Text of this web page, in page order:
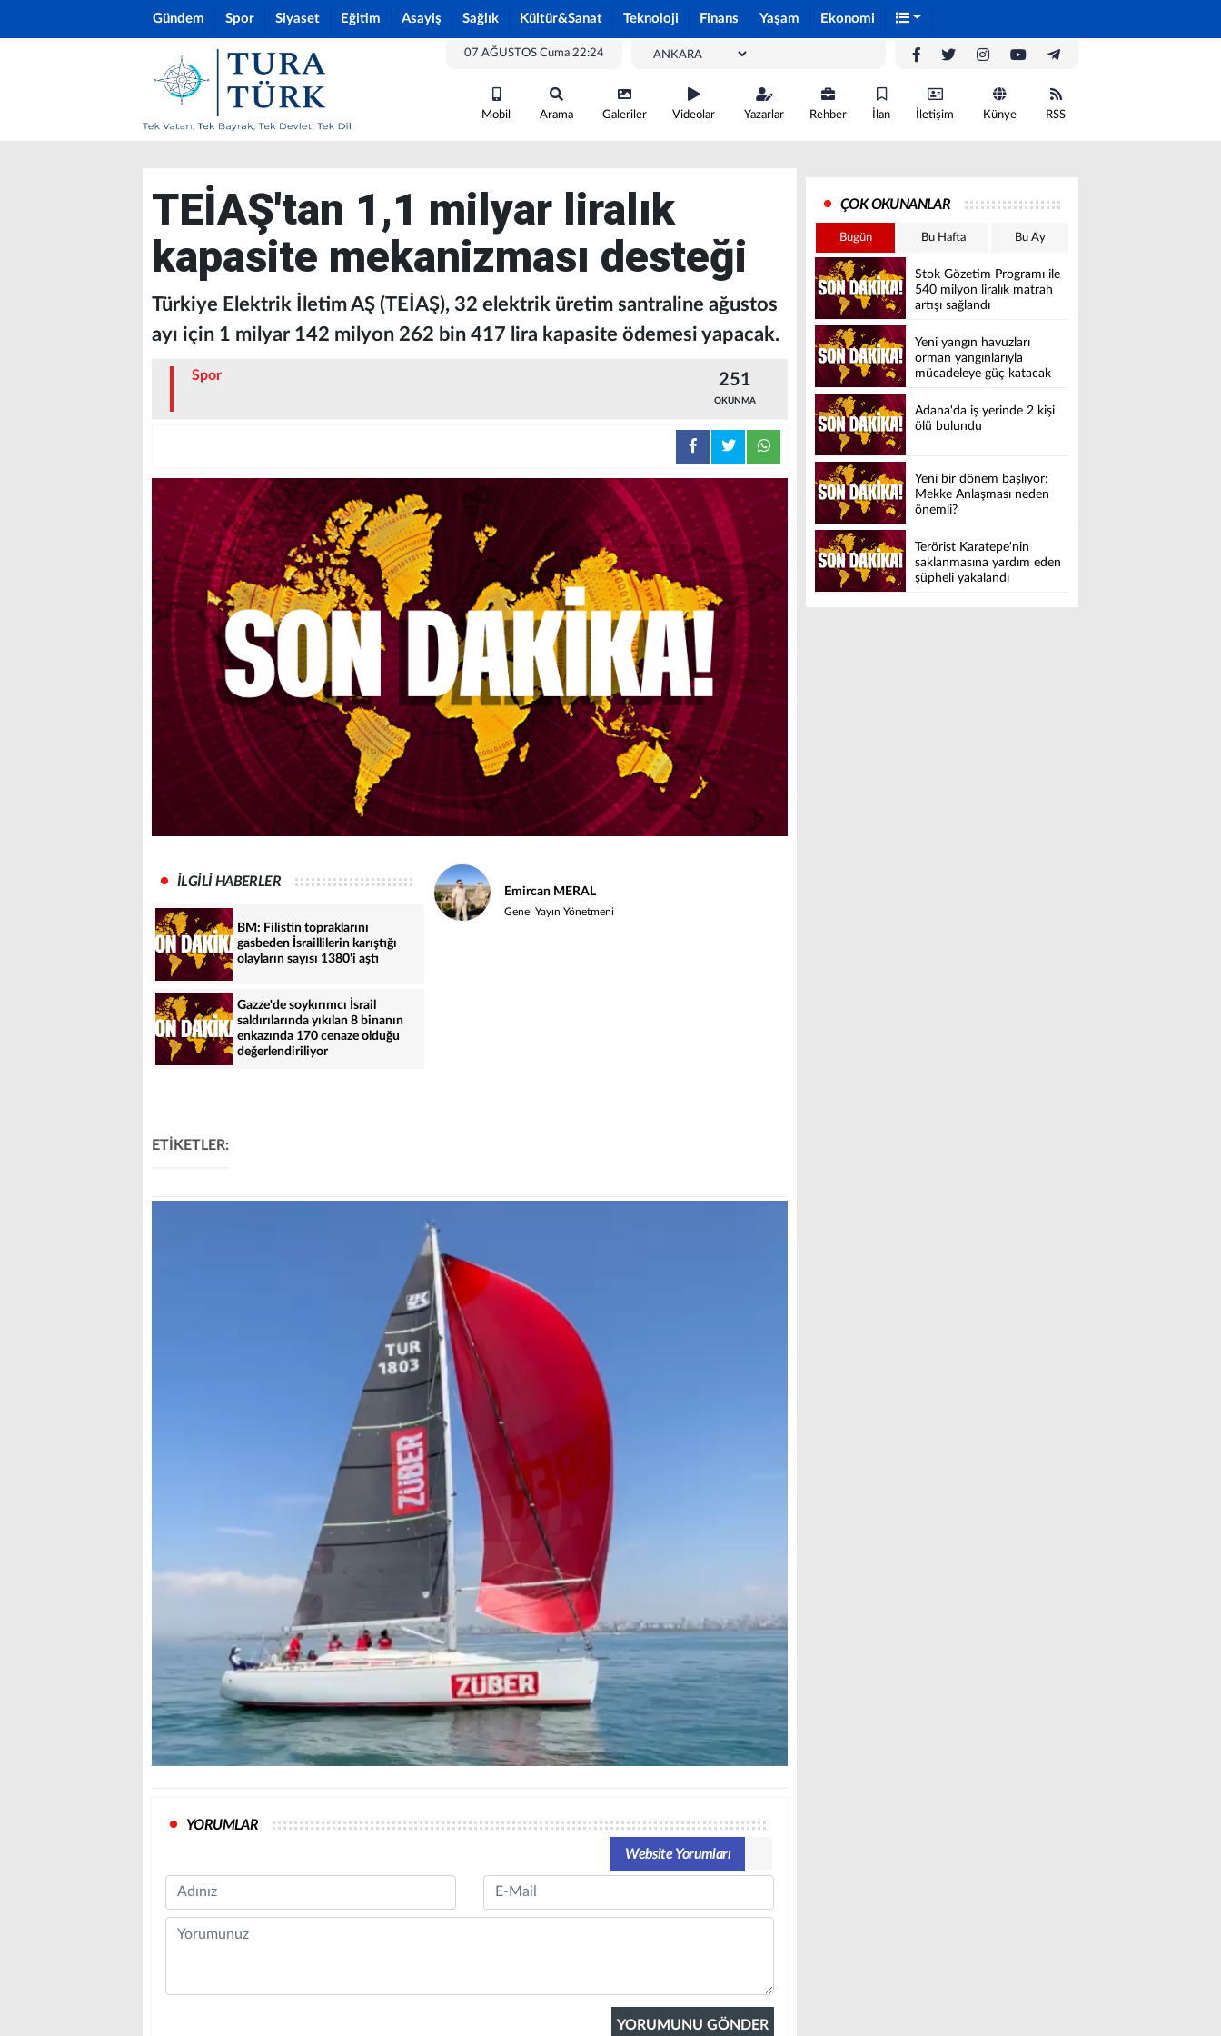
Gündem Spor Siyaset Eğitim Asayiş Sağlık Kültür&Sanat Teknoloji Finans Yaşam Ekonomi
07 AĞUSTOS Cuma 22:24
Mobil Arama Galeriler Videolar Yazarlar Rehber İlan İletişim Künye RSS
TEİAŞ'tan 1,1 milyar liralık
kapasite mekanizması desteği
Türkiye Elektrik İletim AŞ (TEİAŞ), 32 elektrik üretim santraline ağustos
ayı için 1 milyar 142 milyon 262 bin 417 lira kapasite ödemesi yapacak.
Spor 251
OKUNMA
İLGİLİ HABERLER
BM: Filistin topraklarını
gasbeden İsraillilerin karıştığı
olayların sayısı 1380'i aştı
Gazze'de soykırımcı İsrail
saldırılarında yıkılan 8 binanın
enkazında 170 cenaze olduğu
değerlendiriliyor
Emircan MERAL
Genel Yayın Yönetmeni
ETİKETLER:
YORUMLAR
Website Yorumları
Name Email
Comment
ÇOK OKUNANLAR
Bugün Bu Hafta Bu Ay
Stok Gözetim Programı ile
540 milyon liralık matrah
artışı sağlandı
Yeni yangın havuzları
orman yangınlarıyla
mücadeleye güç katacak
Adana'da iş yerinde 2 kişi
ölü bulundu
Yeni bir dönem başlıyor:
Mekke Anlaşması neden
önemli?
Terörist Karatepe'nin
saklanmasına yardım eden
şüpheli yakalandı